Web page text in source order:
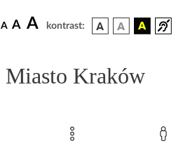
A A A kontrast:
Miasto Kraków